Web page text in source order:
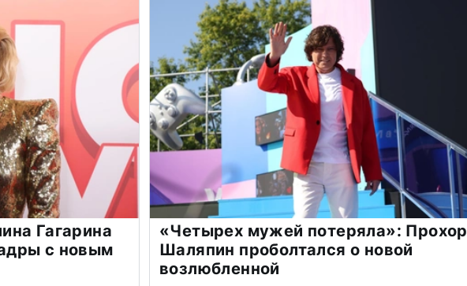
Гагарина
с новым
«Четырех мужей потеряла»: Прохор
Шаляпин проболтался о новой
возлюбленной